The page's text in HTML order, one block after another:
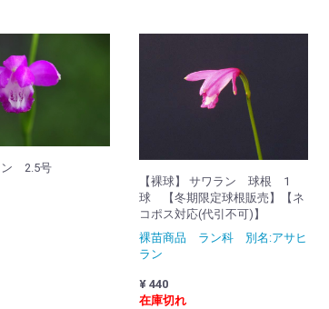
ン 2.5号
【裸球】 サワラン 球根 1
球 【冬期限定球根販売】【ネ
コポス対応(代引不可)】
裸苗商品 ラン科 別名:アサヒ
ラン
¥ 440
在庫切れ